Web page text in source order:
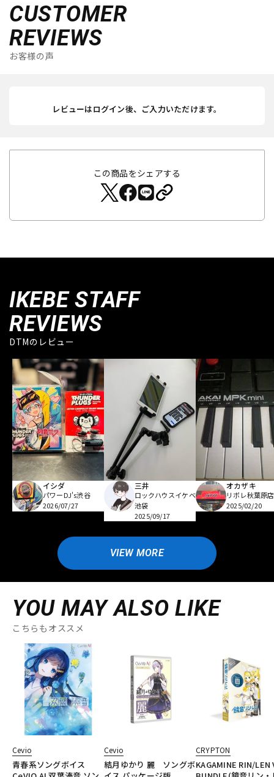
CUSTOMER
REVIEWS
お客様の声
レビューはログイン後、ご入力いただけます。
この商品をシェアする
IKEBE STAFF
REVIEWS
DTMのレビュー
イシダ
パワーDJ's渋谷
2026/07/27
三井
ロックハウスイケベ
池袋
2025/09/17
オカザキ
リボレ秋葉原店
2025/02/20
VIEW MORE
YOU MAY ALSO LIKE
こちらもオススメ
Cevio
青春系ソングボイス
Cevio
結月ゆかり 麗 ソングボ
CRYPTON
KAGAMINE RIN/LEN